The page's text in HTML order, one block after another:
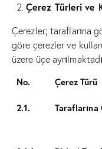
Çerez Türleri ve
Çerezler; taraflarına
göre çerezler ve
üzere üçe
No. Çerez Türü
2.1.